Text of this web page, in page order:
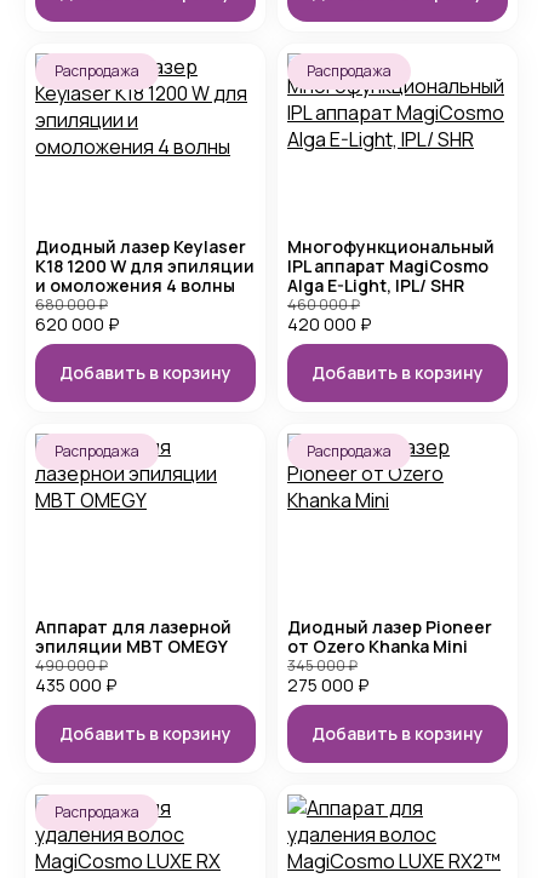
Распродажа
Диодный лазер Keylaser
K18 1200 W для эпиляции
и омоложения 4 волны
620 000 ₽
680 000₽
Добавить в корзину
Распродажа
Многофункциональный
IPL аппарат MagiCosmo
Alga E-Light, IPL/ SHR
420 000 ₽
460 000₽
Добавить в корзину
Распродажа
Аппарат для лазерной
эпиляции MBT OMEGY
435 000 ₽
490 000₽
Добавить в корзину
Распродажа
Диодный лазер Pioneer
от Ozero Khanka Mini
275 000 ₽
345 000₽
Добавить в корзину
Распродажа